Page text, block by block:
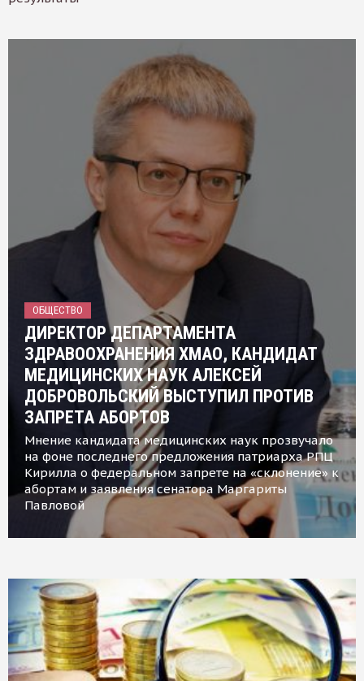
ОБЩЕСТВО
ДИРЕКТОР ДЕПАРТАМЕНТА
ЗДРАВООХРАНЕНИЯ ХМАО, КАНДИДАТ
МЕДИЦИНСКИХ НАУК АЛЕКСЕЙ
ДОБРОВОЛЬСКИЙ ВЫСТУПИЛ ПРОТИВ
ЗАПРЕТА АБОРТОВ
Мнение кандидата медицинских наук прозвучало
на фоне последнего предложения патриарха РПЦ
Кирилла о федеральном запрете на «склонение» к
абортам и заявления сенатора Маргариты
Павловой